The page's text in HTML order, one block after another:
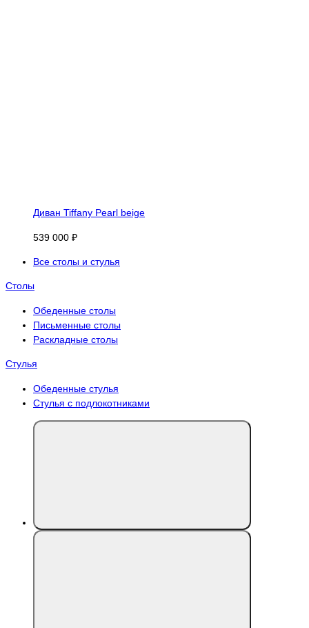
Диван Tiffany Pearl beige
539 000 ₽
Все столы и стулья
Столы
Обеденные столы
Письменные столы
Раскладные столы
Стулья
Обеденные стулья
Стулья с подлокотниками